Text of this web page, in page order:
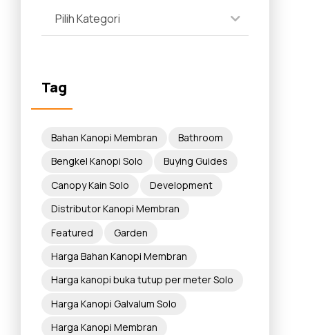
Pilih Kategori
Tag
Bahan Kanopi Membran
Bathroom
Bengkel Kanopi Solo
Buying Guides
Canopy Kain Solo
Development
Distributor Kanopi Membran
Featured
Garden
Harga Bahan Kanopi Membran
Harga kanopi buka tutup per meter Solo
Harga Kanopi Galvalum Solo
Harga Kanopi Membran